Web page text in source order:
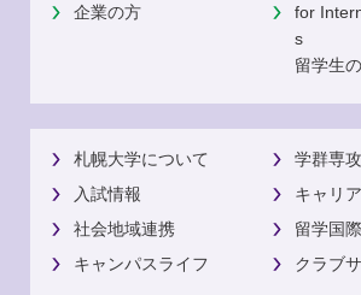
企業の方
for
s
留学生
札幌大学について
学群専攻
入試情報
キャリ
社会地域連携
留学国
キャンパスライフ
クラブ